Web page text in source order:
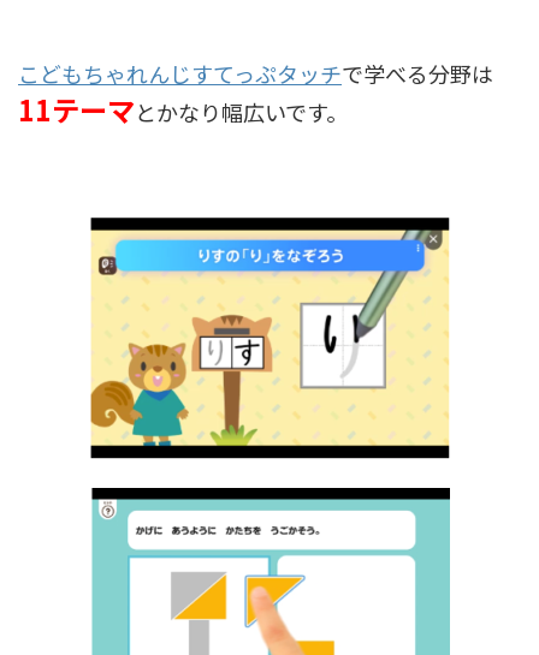
こどもちゃれんじすてっぷタッチで学べる分野は
11テーマとかなり幅広いです。